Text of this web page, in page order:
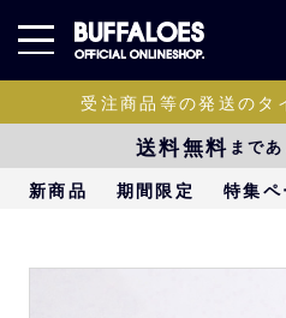
受注商品等の発送のタ
送料無料 まであ
新商品 期間限定 特集ペ